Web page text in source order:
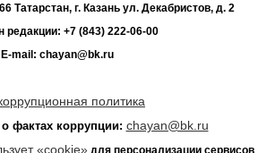
Татарстан, г. Казань ул. Декабристов, д. 2
редакции: +7 (843) 222-06-00
E-mail: chayan@bk.ru
политика
фактах коррупции: chayan@bk.ru
«cookie»для персонализации сервисов